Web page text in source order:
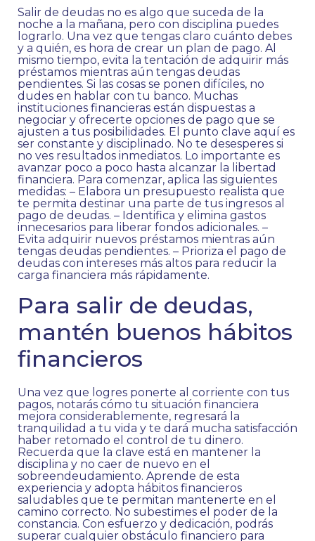
Salir de deudas no es algo que suceda de la
noche a la mañana, pero con disciplina puedes
lograrlo. Una vez que tengas claro cuánto debes
y a quién, es hora de crear un plan de pago. Al
mismo tiempo, evita la tentación de adquirir más
préstamos mientras aún tengas deudas
pendientes. Si las cosas se ponen difíciles, no
dudes en hablar con tu banco. Muchas
instituciones financieras están dispuestas a
negociar y ofrecerte opciones de pago que se
ajusten a tus posibilidades. El punto clave aquí es
ser constante y disciplinado. No te desesperes si
no ves resultados inmediatos. Lo importante es
avanzar poco a poco hasta alcanzar la libertad
financiera. Para comenzar, aplica las siguientes
medidas: – Elabora un presupuesto realista que
te permita destinar una parte de tus ingresos al
pago de deudas. – Identifica y elimina gastos
innecesarios para liberar fondos adicionales. –
Evita adquirir nuevos préstamos mientras aún
tengas deudas pendientes. – Prioriza el pago de
deudas con intereses más altos para reducir la
carga financiera más rápidamente.
Para salir de deudas,
mantén buenos hábitos
financieros
Una vez que logres ponerte al corriente con tus
pagos, notarás cómo tu situación financiera
mejora considerablemente, regresará la
tranquilidad a tu vida y te dará mucha satisfacción
haber retomado el control de tu dinero.
Recuerda que la clave está en mantener la
disciplina y no caer de nuevo en el
sobreendeudamiento. Aprende de esta
experiencia y adopta hábitos financieros
saludables que te permitan mantenerte en el
camino correcto. No subestimes el poder de la
constancia. Con esfuerzo y dedicación, podrás
superar cualquier obstáculo financiero para